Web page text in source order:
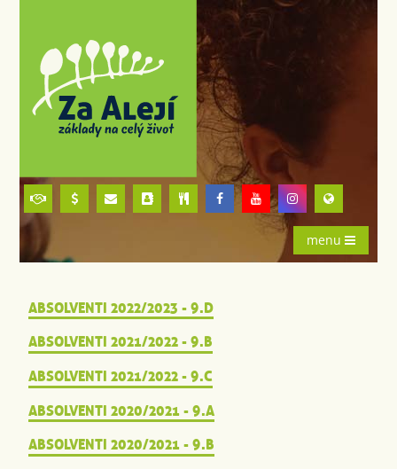
menu
ABSOLVENTI 2022/2023 - 9.D
ABSOLVENTI 2021/2022 - 9.B
ABSOLVENTI 2021/2022 - 9.C
ABSOLVENTI 2020/2021 - 9.A
ABSOLVENTI 2020/2021 - 9.B